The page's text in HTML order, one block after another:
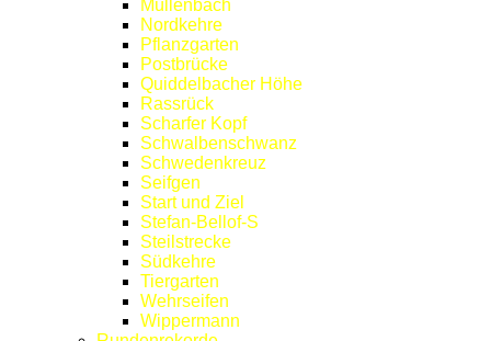
Müllenbach
Nordkehre
Pflanzgarten
Postbrücke
Quiddelbacher Höhe
Rassrück
Scharfer Kopf
Schwalbenschwanz
Schwedenkreuz
Seifgen
Start und Ziel
Stefan-Bellof-S
Steilstrecke
Südkehre
Tiergarten
Wehrseifen
Wippermann